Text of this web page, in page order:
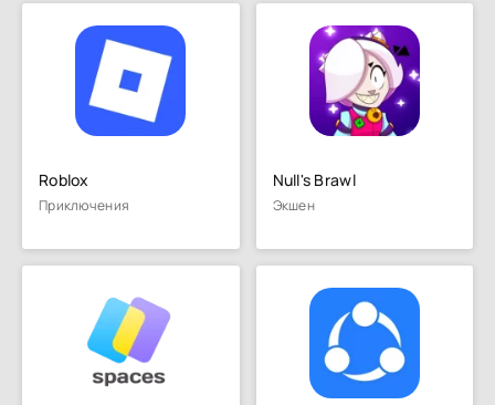
Roblox
Приключения
Null's Brawl
Экшен